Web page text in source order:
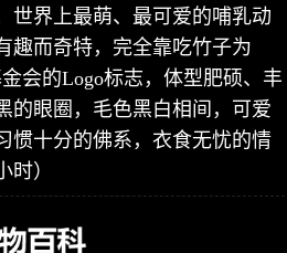
世界上最萌、最可爱的哺乳动
趣而奇特，完全靠吃竹子为
会的Logo标志，体型肥硕、丰
的眼圈，毛色黑白相间，可爱
惯十分的佛系，衣食无忧的情
时）